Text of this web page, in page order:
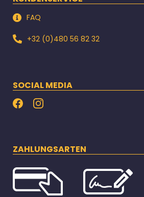
FAQ
+32 (0)480 56 82 32
SOCIAL MEDIA
ZAHLUNGSARTEN